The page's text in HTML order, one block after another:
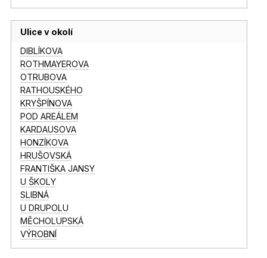
Ulice v okolí
DIBLÍKOVA
ROTHMAYEROVA
OTRUBOVA
RATHOUSKÉHO
KRYŠPÍNOVA
POD AREÁLEM
KARDAUSOVA
HONZÍKOVA
HRUŠOVSKÁ
FRANTIŠKA JANSY
U ŠKOLY
SLIBNÁ
U DRUPOLU
MĚCHOLUPSKÁ
VÝROBNÍ